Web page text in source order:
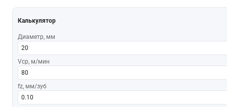
Калькулятор
Диаметр, мм
Vср, м/мин
fz, мм/зуб